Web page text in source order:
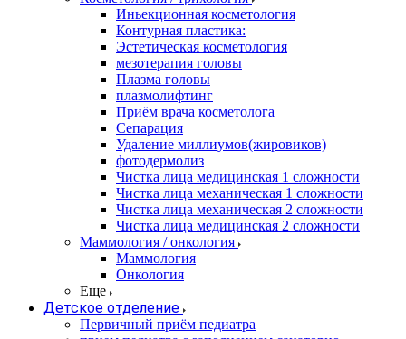
Иньекционная косметология
Контурная пластика:
Эстетическая косметология
мезотерапия головы
Плазма головы
плазмолифтинг
Приём врача косметолога
Сепарация
Удаление миллиумов(жировиков)
фотодермолиз
Чистка лица медицинская 1 сложности
Чистка лица механическая 1 сложности
Чистка лица механическая 2 сложности
Чистка лица медицинская 2 сложности
Маммология / онкология
Маммология
Онкология
Еще
Детское отделение
Первичный приём педиатра